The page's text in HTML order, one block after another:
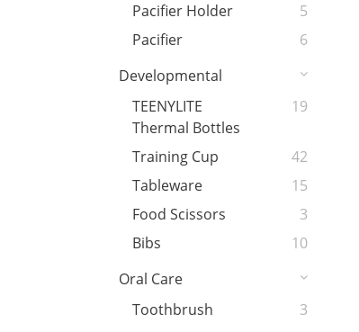
Pacifier Holder
5
Pacifier
6
Developmental
TEENYLITE
Thermal Bottles
19
Training Cup
42
Tableware
15
Food Scissors
3
Bibs
10
Oral Care
Toothbrush
3